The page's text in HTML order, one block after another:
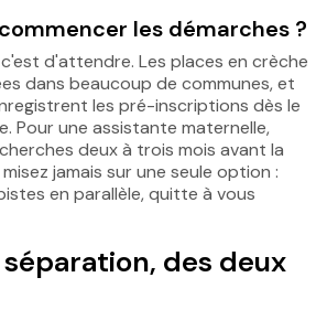
les démarches ?
d'attendre. Les places en crèche
dans beaucoup de communes, et
les pré-inscriptions dès le
Pour une assistante maternelle,
deux à trois mois avant la
jamais sur une seule option :
en parallèle, quitte à vous
des deux